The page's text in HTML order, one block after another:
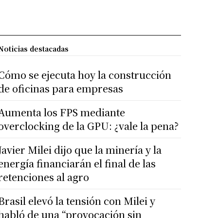
destacadas
se ejecuta hoy la construcción
oficinas para empresas
los FPS mediante
de la GPU: ¿vale la pena?
Milei dijo que la minería y la
financiarán el final de las
al agro
elevó la tensión con Milei y
de una “provocación sin